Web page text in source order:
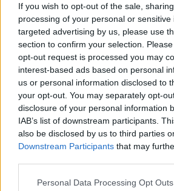
If you wish to opt-out of the sale,
processing of your personal or
targeted advertising by us, please use
section to confirm your selection.
opt-out request is processed you may
interest-based ads based on personal
us or personal information disclosed to
your opt-out. You may separately opt-
disclosure of your personal information
IAB’s list of downstream participants.
also be disclosed by us to third parties
Downstream Participants that may
Personal Data Processing Opt Outs
*Monstrul din Caracal era
stocase filme porno în
*Guvernul a întocmit un
salvat doar dacă suni la 112,
mama de pe cartelă prepay!
*Misterul celor trei telefoane a